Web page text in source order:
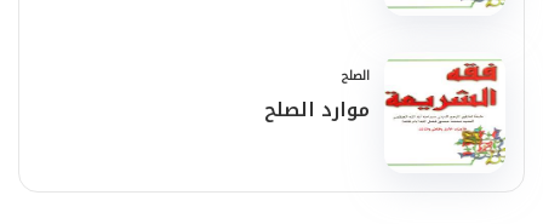
الصلح
موارد الصلح